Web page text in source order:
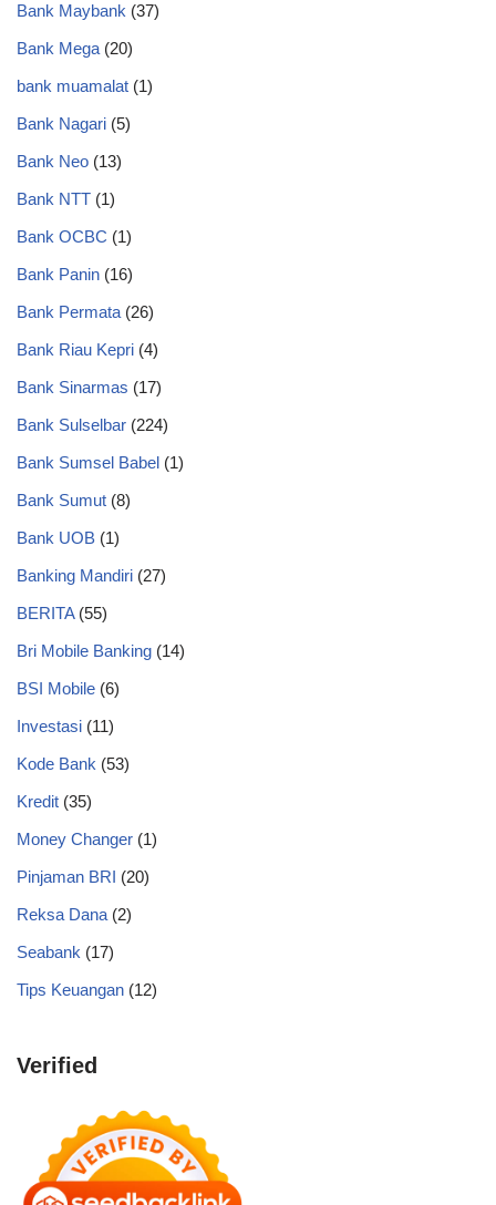
Bank Maybank (37)
Bank Mega (20)
bank muamalat (1)
Bank Nagari (5)
Bank Neo (13)
Bank NTT (1)
Bank OCBC (1)
Bank Panin (16)
Bank Permata (26)
Bank Riau Kepri (4)
Bank Sinarmas (17)
Bank Sulselbar (224)
Bank Sumsel Babel (1)
Bank Sumut (8)
Bank UOB (1)
Banking Mandiri (27)
BERITA(55)
Bri Mobile Banking (14)
BSI Mobile (6)
Investasi (11)
Kode Bank (53)
Kredit (35)
Money Changer (1)
Pinjaman BRI (20)
Reksa Dana (2)
Seabank (17)
Tips Keuangan (12)
Verified